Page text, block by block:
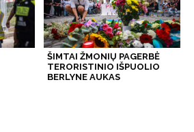
ŠIMTAI ŽMONIŲ PAGERBĖ
TERORISTINIO IŠPUOLIO
BERLYNE AUKAS